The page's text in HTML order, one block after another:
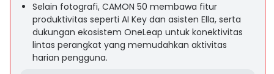
Selain fotografi, CAMON 50 membawa fitur
produktivitas seperti AI Key dan asisten Ella, serta
dukungan ekosistem OneLeap untuk konektivitas
lintas perangkat yang memudahkan aktivitas
harian pengguna.